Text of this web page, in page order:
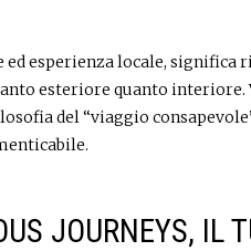
esperienza locale, significa
esteriore quanto interiore.
del “viaggio
JOURNEYS, IL